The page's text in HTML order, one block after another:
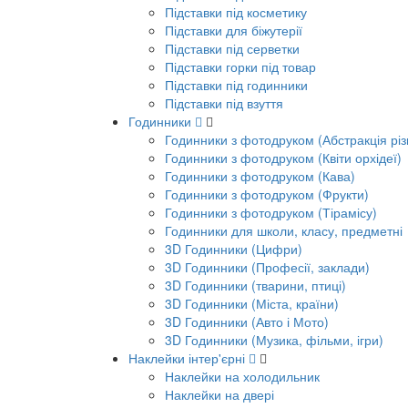
Підставки під косметику
Підставки для біжутерії
Підставки під серветки
Підставки горки під товар
Підставки під годинники
Підставки під взуття
Годинники
Годинники з фотодруком (Абстракція
Годинники з фотодруком (Квіти орхідеї)
Годинники з фотодруком (Кава)
Годинники з фотодруком (Фрукти)
Годинники з фотодруком (Тірамісу)
Годинники для школи, класу, предметні
3D Годинники (Цифри)
3D Годинники (Професії, заклади)
3D Годинники (тварини, птиці)
3D Годинники (Міста, країни)
3D Годинники (Авто і Мото)
3D Годинники (Музика, фільми, ігри)
Наклейки інтер'єрні
Наклейки на холодильник
Наклейки на двері